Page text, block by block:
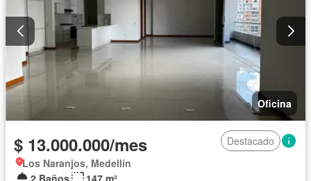
Oficina
$ 13.000.000/mes
Destacado
Los Naranjos, Medellín